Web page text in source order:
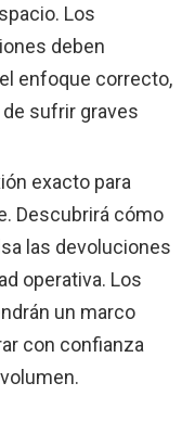
Los
deben
enfoque correcto,
sufrir graves
exacto para
Descubrirá cómo
las devoluciones
operativa. Los
un marco
con confianza